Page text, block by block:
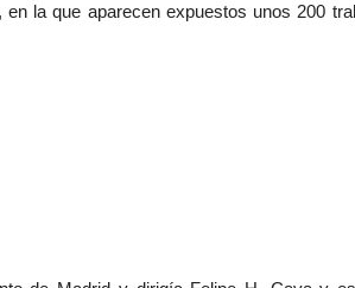
la que aparecen expuestos unos 200